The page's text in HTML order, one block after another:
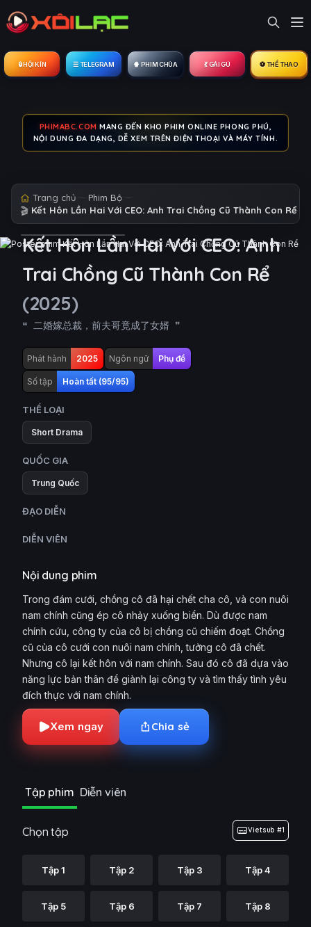
🔒︎ HỘI KÍN ☰ TELEGRAM 🍿 PHIM CHÙA 💃 GÁI GÚ ⚽ THỂ THAO
PHIMABC.COM MANG ĐẾN KHO PHIM ONLINE PHONG PHÚ,
NỘI DUNG ĐA DẠNG, DỄ XEM TRÊN ĐIỆN THOẠI VÀ MÁY TÍNH.
Trang chủ Phim Bộ
🎬 Kết Hôn Lần Hai Với CEO: Anh Trai Chồng Cũ Thành Con Rể
Kết Hôn Lần Hai Với CEO: Anh
Trai Chồng Cũ Thành Con Rể
(2025)
二婚嫁总裁，前夫哥竟成了女婿
Phát hành 2025 Ngôn ngữ Phụ đề
Số tập Hoàn tất (95/95)
THỂ LOẠI
Short Drama
QUỐC GIA
Trung Quốc
ĐẠO DIỄN
DIỄN VIÊN
Nội dung phim
Trong đám cưới, chồng cô đã hại chết cha cô, và con nuôi
nam chính cũng ép cô nhảy xuống biển. Dù được nam
chính cứu, công ty của cô bị chồng cũ chiếm đoạt. Chồng
cũ của cô cưới con nuôi nam chính, tưởng cô đã chết.
Nhưng cô lại kết hôn với nam chính. Sau đó cô đã dựa vào
năng lực bản thân để giành lại công ty và tìm thấy tình yêu
đích thực với nam chính.
Xem ngay Chia sẻ
Tập phim Diễn viên
Chọn tập Vietsub #1
Tập 1 Tập 2 Tập 3 Tập 4
Tập 5 Tập 6 Tập 7 Tập 8